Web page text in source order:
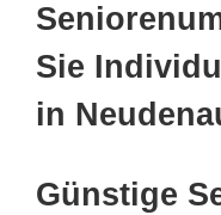
Sie
in
Günstige